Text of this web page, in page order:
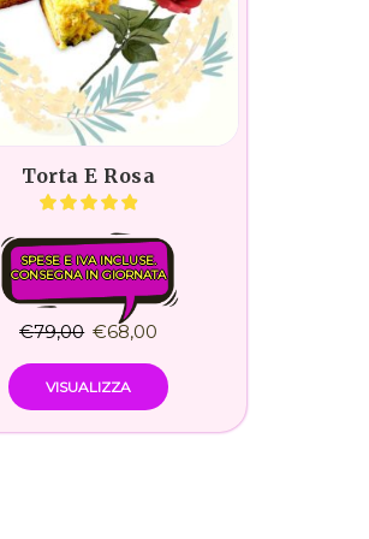
Torta E Rosa
SPESE E IVA INCLUSE.
CONSEGNA IN GIORNATA
€79,00 €68,00
VISUALIZZA